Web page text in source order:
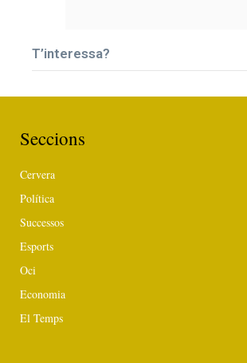
T’interessa?
Seccions
Cervera
Política
Successos
Esports
Oci
Economia
El Temps